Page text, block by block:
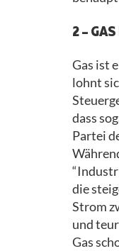
2 –
Gas ist
lohnt
dass
Partei
die
Strom
und
Gas